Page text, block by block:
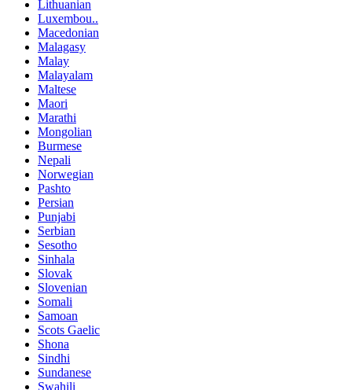
Lithuanian
Luxembou..
Macedonian
Malagasy
Malay
Malayalam
Maltese
Maori
Marathi
Mongolian
Burmese
Nepali
Norwegian
Pashto
Persian
Punjabi
Serbian
Sesotho
Sinhala
Slovak
Slovenian
Somali
Samoan
Scots Gaelic
Shona
Sindhi
Sundanese
Swahili